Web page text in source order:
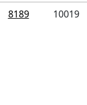
8189 10019